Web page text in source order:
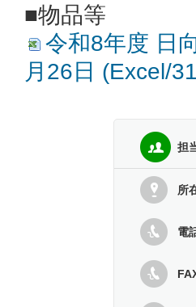
■物品等
令和8年度 日
月26日 (Excel/
担
所
電